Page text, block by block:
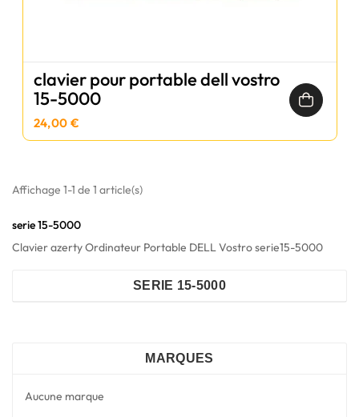
clavier pour portable dell vostro
15-5000
24,00 €
Affichage 1-1 de 1 article(s)
serie 15-5000
Clavier azerty Ordinateur Portable DELL Vostro serie15-5000
SERIE 15-5000
MARQUES
Aucune marque